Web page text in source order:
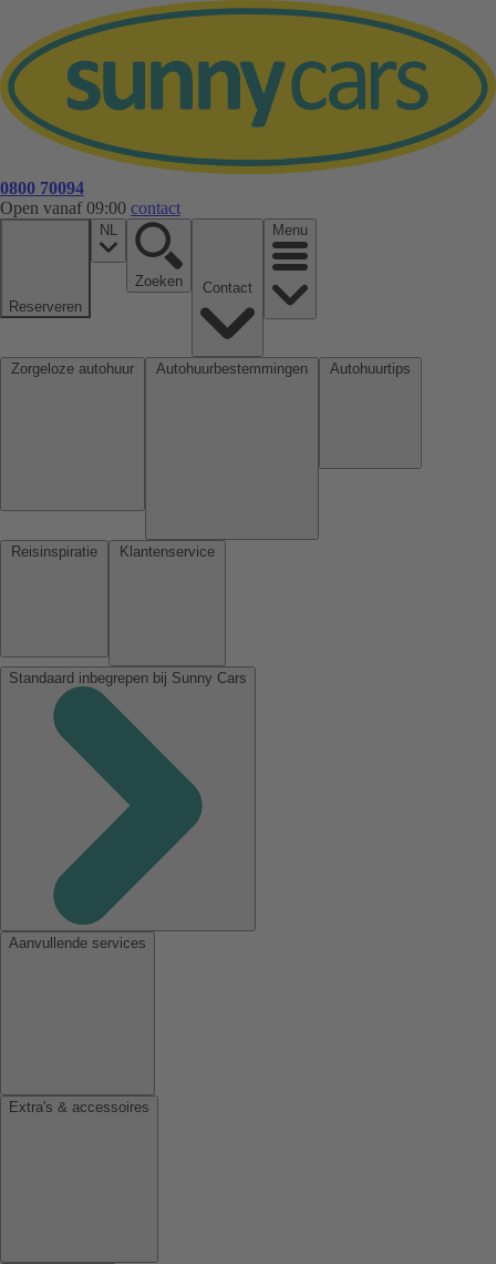
0800 70094
Open vanaf 09:00 contact
Reserveren
NL
Zoeken
Menu
Standaard inbegrepen bij Sunny Cars
Aanvullende services
Extra's & accessoires